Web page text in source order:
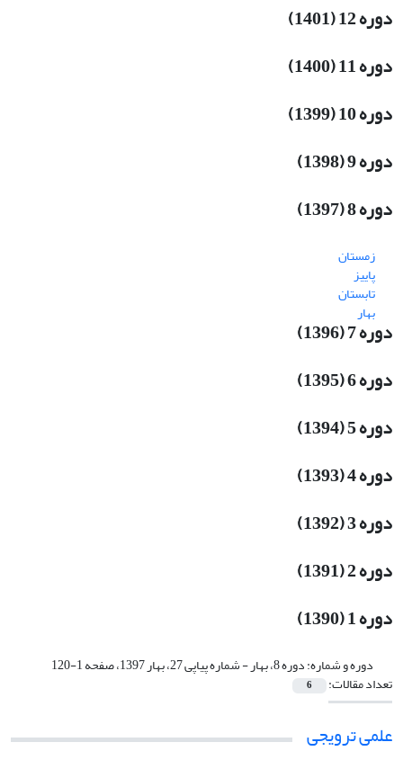
دوره 12 (1401)
دوره 11 (1400)
دوره 10 (1399)
دوره 9 (1398)
دوره 8 (1397)
زمستان
پاییز
تابستان
بهار
دوره 7 (1396)
دوره 6 (1395)
دوره 5 (1394)
دوره 4 (1393)
دوره 3 (1392)
دوره 2 (1391)
دوره 1 (1390)
دوره و شماره:دوره 8، بهار - شماره پیاپی 27، بهار 1397، صفحه 1-120
تعداد مقالات: 6
علمی ترویجی